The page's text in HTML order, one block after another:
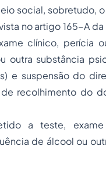
social, sobretudo,
no artigo 165-A
clínico, perícia
outra substância
e suspensão do
recolhimento do
a teste,
de álcool ou